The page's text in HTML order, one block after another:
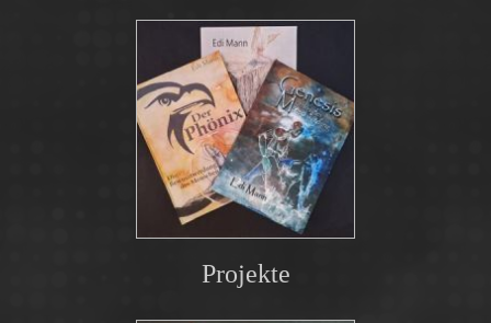
Projekte